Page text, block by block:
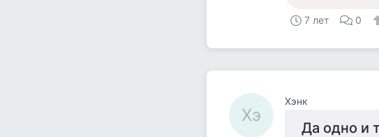
7 лет 0
Хэ
Хэнк
Да одно и